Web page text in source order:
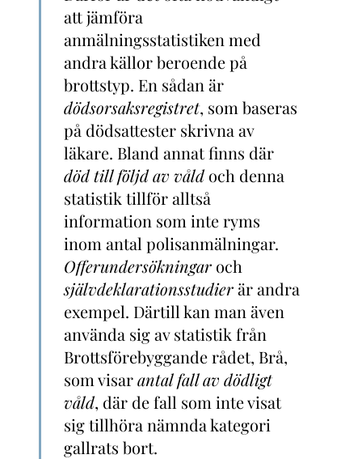
att jämföra
anmälningsstatistiken med
andra källor beroende på
brottstyp. En sådan är
dödsorsaksregistret, som baseras
på dödsattester skrivna av
läkare. Bland annat finns där
död till följd av våldoch denna
statistik tillför alltså
information som inte ryms
inom antal polisanmälningar.
Offerundersökningar och
självdeklarationsstudierär andra
exempel. Därtill kan man även
använda sig av statistik från
Brottsförebyggande rådet, Brå,
som visarantal fall av dödligt
våld, där de fall som inte visat
sig tillhöra nämnda kategori
gallrats bort.